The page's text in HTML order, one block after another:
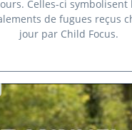
Celles-ci symbolisent
de fugues reçus
jour par Child Focus.